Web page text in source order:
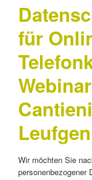
für
Leufgen
Wir möchten Sie
personenbezogener